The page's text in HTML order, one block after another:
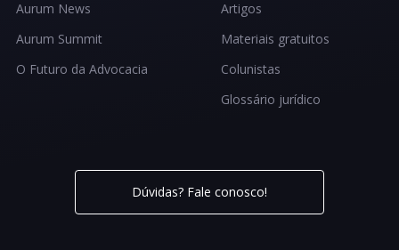
Aurum News
Aurum Summit
O Futuro da Advocacia
Artigos
Materiais gratuitos
Colunistas
Glossário jurídico
Dúvidas? Fale conosco!